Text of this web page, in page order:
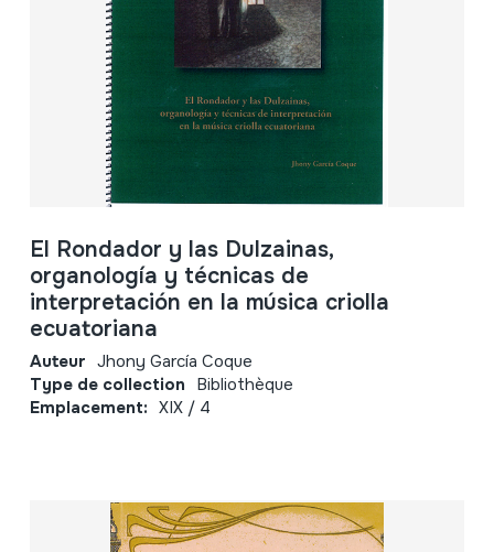
El Rondador y las Dulzainas,
organología y técnicas de
interpretación en la música criolla
ecuatoriana
Auteur Jhony García Coque
Type de collection Bibliothèque
Emplacement: XIX / 4